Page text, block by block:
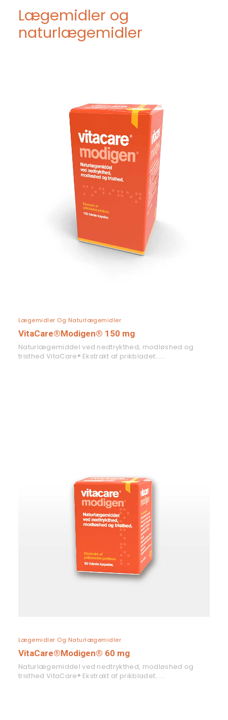
Lægemidler og
naturlægemidler
LÆS MERE
Lægemidler Og Naturlægemidler
VitaCare®Modigen® 150 mg
Naturlægemiddel ved nedtrykthed, modløshed og
tristhed VitaCare® Ekstrakt af prikbladet……
LÆS MERE
Lægemidler Og Naturlægemidler
VitaCare®Modigen® 60 mg
Naturlægemiddel ved nedtrykthed, modløshed og
tristhed VitaCare® Ekstrakt af prikbladet……